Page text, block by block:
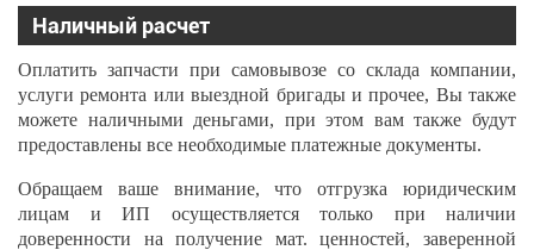
Наличный расчет
Оплатить запчасти при самовывозе со склада компании,
услуги ремонта или выездной бригады и прочее, Вы также
можете наличными деньгами, при этом вам также будут
предоставлены все необходимые платежные документы.
Обращаем ваше внимание, что отгрузка юридическим
лицам и ИП осуществляется только при наличии
доверенности на получение мат. ценностей, заверенной